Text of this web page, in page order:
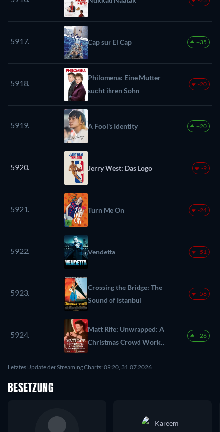
5917. Cap sur El Cap +35
5918.
Philomena: Eine Mutter
sucht ihren Sohn
-20
5919. A Fool's Identity +20
5920. Jerry West: Das Logo -9
5921. Turn Me On -24
5922. Vendetta -51
5923.
Crossing the Bridge: The
Sound of Istanbul
-58
5924.
Matt Rife: Unwrapped: A
Christmas Crowd Work
Special
+26
Letztes Update der Streaming Charts: 09:20, 31.07.2026
BESETZUNG